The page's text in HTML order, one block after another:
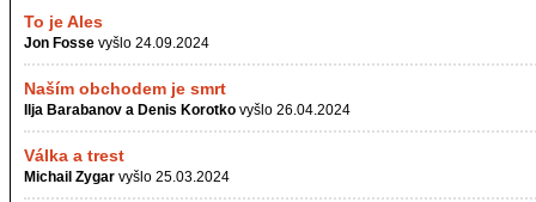
To je Ales
Jon Fosse vyšlo 24.09.2024
Naším obchodem je smrt
Ilja Barabanov a Denis Korotko vyšlo 26.04.2024
Válka a trest
Michail Zygar vyšlo 25.03.2024